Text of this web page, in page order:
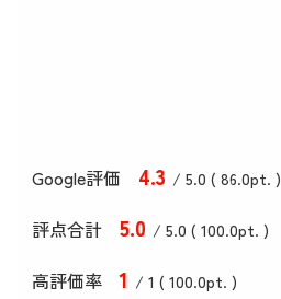
Google評価 4.3 / 5.0 ( 86.0pt. )
評点合計 5.0 / 5.0 ( 100.0pt. )
高評価率 1 / 1 ( 100.0pt. )